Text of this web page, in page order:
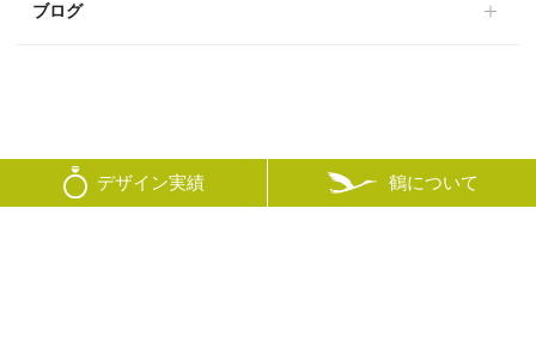
デザイン実績 鶴について
ブログ